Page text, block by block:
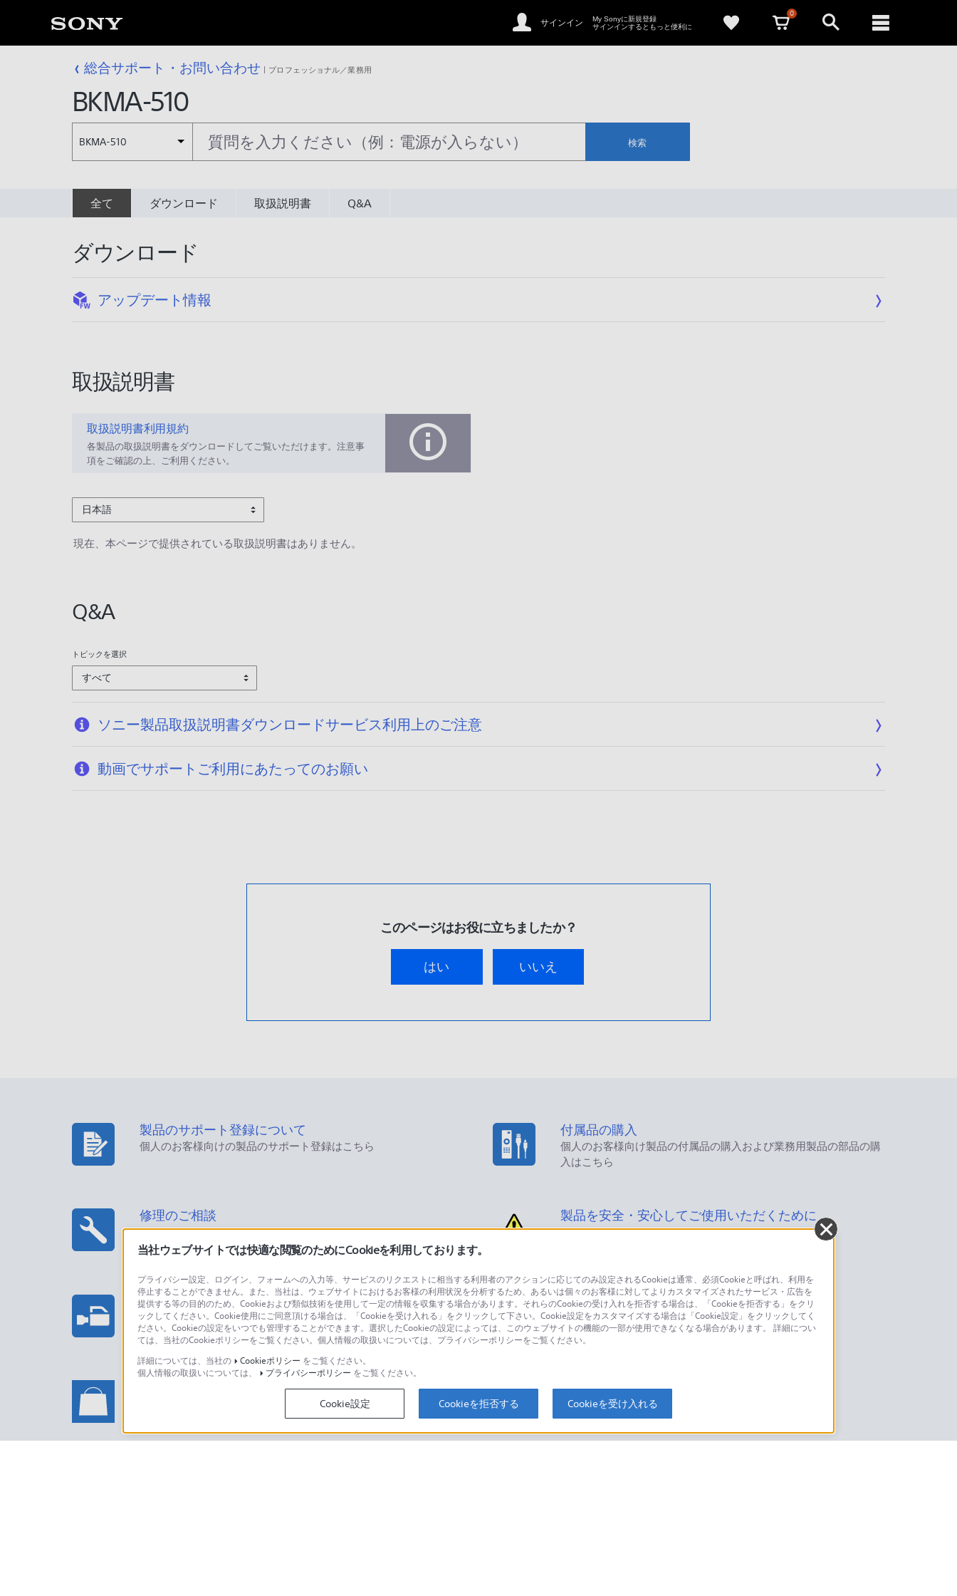
サインイン
My Sonyに新規登録
サインインするともっと便利に
0
総合サポート・お問い合わせ プロフェッショナル／業務用
BKMA-510
BKMA-510 検索
全て ダウンロード 取扱説明書 Q&A
ダウンロード
アップデート情報
取扱説明書
取扱説明書利用規約
各製品の取扱説明書をダウンロードしてご覧いただけます。注意事
項をご確認の上、ご利用ください。
日本語
現在、本ページで提供されている取扱説明書はありません。
Q&A
トピックを選択
すべて
ソニー製品取扱説明書ダウンロードサービス利用上のご注意
動画でサポートご利用にあたってのお願い
このページはお役に立ちましたか？
はい いいえ
製品のサポート登録について
個人のお客様向けの製品のサポート登録はこちら
付属品の購入
個人のお客様向け製品の付属品の購入および業務用製品の部品の購
入はこちら
修理のご相談 製品を安全・安心してご使用いただくために
プロフェッショナル/業務用製品に関するお問い合わせ
法人のお客様はこちら
製品に関するお問い合わせ
個人のお客様はこちら
ソニーストアでのお買い物に関するご利用ガイド・お問
ソニーストアのご利用方法・サービスに関してのご案内はこちら
海外仕様製品
オーバーシーズモデルに関してのご案内はこちら
当社ウェブサイトでは快適な閲覧のためにCookieを利用しております。
プライバシー設定、ログイン、フォームへの入力等、サービスのリクエストに相当する利用者のアクションに応じてのみ設定されるCookieは通常、必須Cookieと呼ばれ、利用を
停止することができません。また、当社は、ウェブサイトにおけるお客様の利用状況を分析するため、あるいは個々のお客様に対してよりカスタマイズされたサービス・広告を
提供する等の目的のため、Cookieおよび類似技術を使用して一定の情報を収集する場合があります。それらのCookieの受け入れを拒否する場合は、「Cookieを拒否する」をクリ
ックしてください。Cookie使用にご同意頂ける場合は、「Cookieを受け入れる」をクリックして下さい。Cookie設定をカスタマイズする場合は「Cookie設定」をクリックしてく
ださい。Cookieの設定をいつでも管理することができます。選択したCookieの設定によっては、このウェブサイトの機能の一部が使用できなくなる場合があります。 詳細につい
ては、当社のCookieポリシーをご覧ください。個人情報の取扱いについては、プライバシーポリシーをご覧ください。
詳細については、当社の
Cookieポリシー をご覧ください。
個人情報の取扱いについては、
プライバシーポリシー をご覧ください。
Cookie設定 Cookieを拒否する Cookieを受け入れる